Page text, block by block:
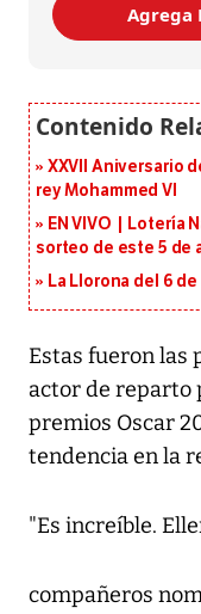
Agrega
XXVII Aniversario
rey Mohammed VI
EN VIVO | Lotería
sorteo de este 5 de
La Llorona del 6
Estas fueron las
actor de reparto
premios Oscar
tendencia en la
"Es increíble.
compañeros